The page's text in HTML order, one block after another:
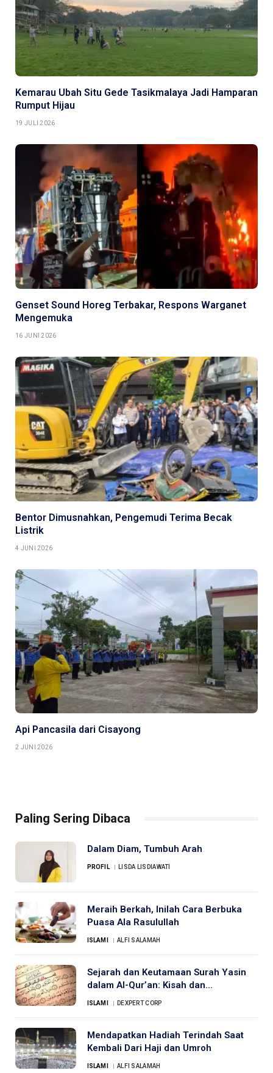
Kemarau Ubah Situ Gede Tasikmalaya Jadi Hamparan
Rumput Hijau
19 JULI 2026
Genset Sound Horeg Terbakar, Respons Warganet
Mengemuka
16 JUNI 2026
Bentor Dimusnahkan, Pengemudi Terima Becak
Listrik
4 JUNI 2026
Api Pancasila dari Cisayong
2 JUNI 2026
Paling Sering Dibaca
Dalam Diam, Tumbuh Arah
PROFIL LISDA LISDIAWATI
Meraih Berkah, Inilah Cara Berbuka
Puasa Ala Rasulullah
ISLAMI ALFI SALAMAH
Sejarah dan Keutamaan Surah Yasin
dalam Al-Qur’an: Kisah dan
Pengaruhnya
ISLAMI DEXPERT CORP
Mendapatkan Hadiah Terindah Saat
Kembali Dari Haji dan Umroh
ISLAMI ALFI SALAMAH